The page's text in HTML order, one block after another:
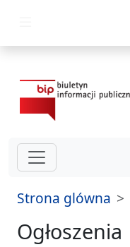
Strona glówna
Ogłoszenia